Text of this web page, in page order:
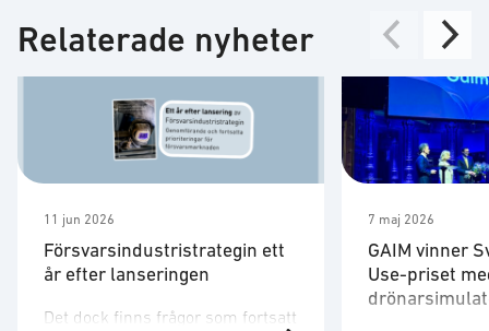
Relaterade nyheter
11 jun 2026
Försvarsindustristrategin ett
år efter lanseringen
Det dock finns frågor som fortsatt
7 maj 2026
GAIM vinner
Use-priset